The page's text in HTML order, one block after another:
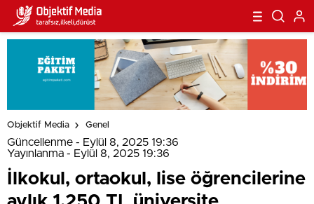
Objektif Media Genel
Güncellenme - Eylül 8, 2025 19:36
Yayınlanma - Eylül 8, 2025 19:36
İlkokul, ortaokul, lise öğrencilerine